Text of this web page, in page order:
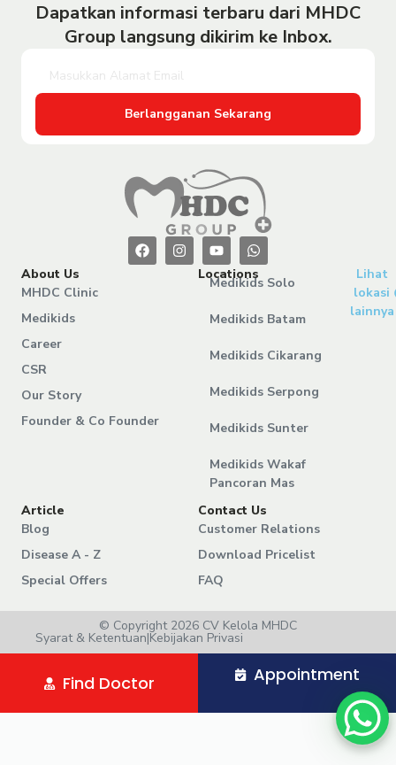
Dapatkan informasi terbaru dari MHDC
Group langsung dikirim ke Inbox.
Berlangganan Sekarang
About Us
MHDC Clinic
Medikids
Career
CSR
Our Story
Founder & Co Founder
Locations
Medikids Solo
Medikids Batam
Medikids Cikarang
Medikids Serpong
Medikids Sunter
Medikids Wakaf
Pancoran Mas
Lihat
lokasi
lainnya
Article
Blog
Disease A - Z
Special Offers
Contact Us
Customer Relations
Download Pricelist
FAQ
© Copyright 2026 CV Kelola MHDC
Syarat & Ketentuan|Kebijakan Privasi
Find Doctor Appointment